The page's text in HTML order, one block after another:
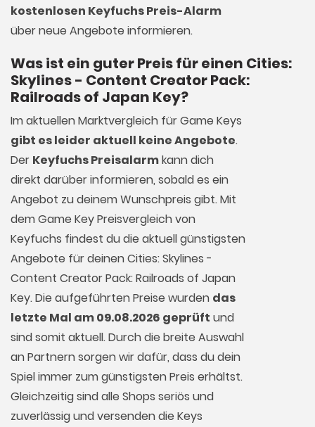
kostenlosen Keyfuchs Preis-Alarm
über neue Angebote informieren.
Was ist ein guter Preis für einen Cities:
Skylines - Content Creator Pack:
Railroads of Japan Key?
Im aktuellen Marktvergleich fürGame Keys
gibt es leider aktuell keine Angebote.
Der Keyfuchs Preisalarmkann dich
direkt darüber informieren, sobald es ein
Angebot zu deinem Wunschpreis gibt. Mit
dem Game Key Preisvergleich von
Keyfuchs findest du die aktuell günstigsten
Angebote für deinen Cities: Skylines -
Content Creator Pack: Railroads of Japan
Key. Die aufgeführten Preise wurden das
letzte Mal am 09.08.2026 geprüft und
sind somit aktuell. Durch die breite Auswahl
an Partnern sorgen wir dafür, dass du dein
Spiel immer zum günstigsten Preis erhältst.
Gleichzeitig sind alle Shops seriös und
zuverlässig und versenden die Keys